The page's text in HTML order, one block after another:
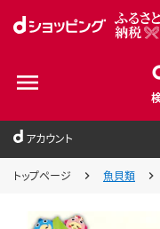
アカウント
トップページ 魚貝類